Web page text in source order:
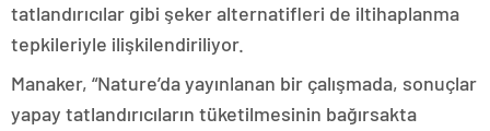
tatlandırıcılar gibi şeker alternatifleri de iltihaplanma
tepkileriyle ilişkilendiriliyor.
Manaker, “Nature’da yayınlanan bir çalışmada, sonuçlar
yapay tatlandırıcıların tüketilmesinin bağırsakta